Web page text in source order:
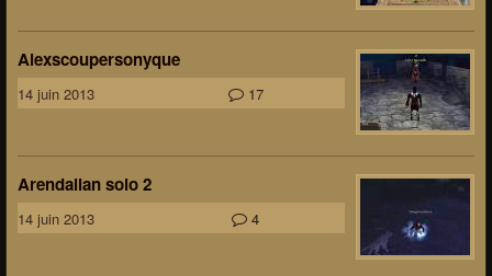
Alexscoupersonyque
14 juin 2013 17
Arendallan solo 2
14 juin 2013 4